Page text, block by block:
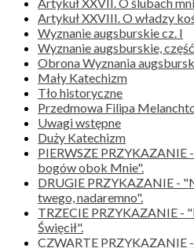
Artykuł XXVIII. O władzy
Wyznanie augsburskie cz. I
Wyznanie augsburskie,
Obrona Wyznania
Mały Katechizm
Tło historyczne
Przedmowa Filipa
Uwagi wstępne
Duży Katechizm
PIERWSZE PRZYKAZANIE
bogów obok Mnie".
DRUGIE PRZYKAZANIE -
twego, nadaremno".
TRZECIE PRZYKAZANIE -
Święcił".
CZWARTE PRZYKAZANIE